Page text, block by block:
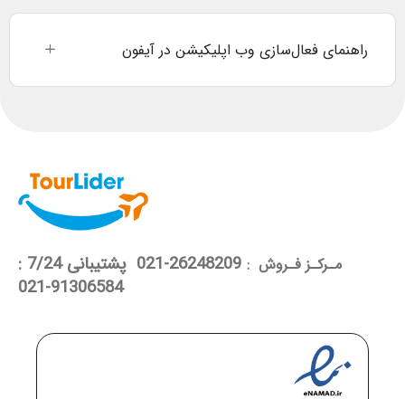
راهنمای فعال‌سازی وب اپلیکیشن در آیفون
مـرکـز فـروش :
26248209-021 پشتیبانی 7/24 :
91306584-021